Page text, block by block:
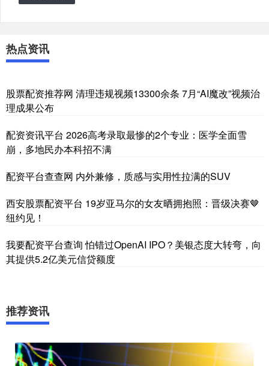
热点资讯
股票配资推荐网 清理违规视频13300余条 7月“AI魔改”视频治
理成果公布
配资资讯平台 2026高考录取最惨的2个专业：医学全面雪
崩，多地民办本科招不满
配资平台查查网 内外兼修，质感与实用性拉满的SUV
西安股票配资平台 19岁亚马尔的女友晒拥抱照：晋级决赛🤎
纽约见！
我要配资平台查询 怕错过OpenAI IPO？美银态度大转弯，向
其提供5.2亿美元信贷额度
推荐资讯